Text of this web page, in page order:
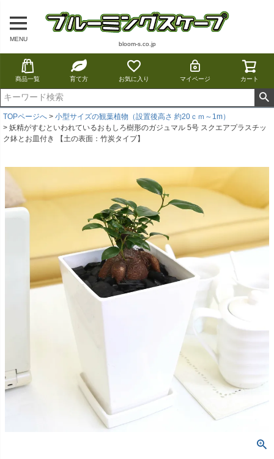
MENU
bloom-s.co.jp
商品一覧 育て方 お気に入り マイページ カート
TOPページへ
小型サイズの観葉植物（設置後高さ 約20ｃｍ～1m）
妖精がすむといわれているおもしろ樹形のガジュマル 5号 スクエアプラスチッ
ク鉢とお皿付き 【土の表面：竹炭タイプ】